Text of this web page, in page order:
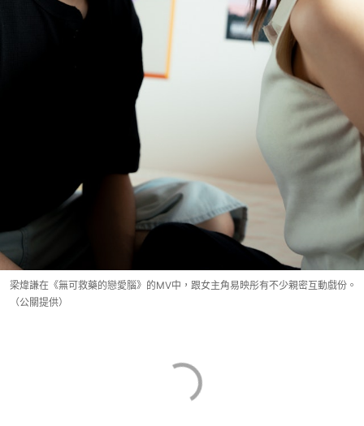
梁煒謙在《無可救藥的戀愛腦》的MV中，跟女主角易映彤有不少親密互動戲份。
（公關提供）